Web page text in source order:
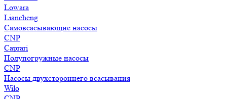
Lowara
Liancheng
Самовсасывающие насосы
CNP
Caprari
Полупогружные насосы
CNP
Насосы двухстороннего всасывания
Wilo